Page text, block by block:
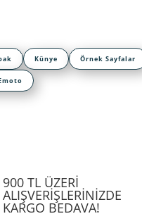
Künye Örnek Sayfalar
900 TL ÜZERİ
ALIŞVERİŞLERİNİZDE
KARGO BEDAVA!